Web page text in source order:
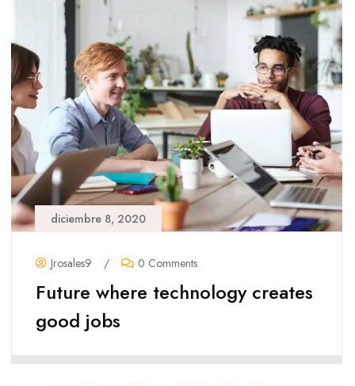
diciembre 8, 2020
Jrosales9 / 0 Comments
Future where technology creates
good jobs